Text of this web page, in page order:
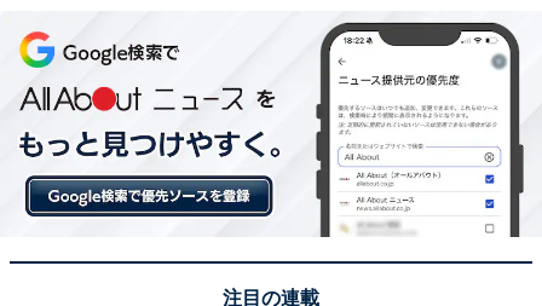
注目の連載